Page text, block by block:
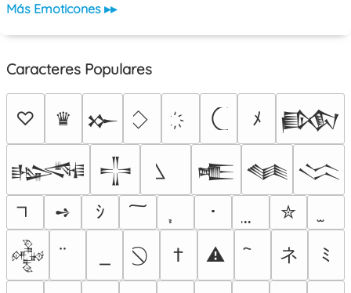
Más Emoticones ▸▸
Caracteres Populares
♡ ♛ 𒁍 ﾒ 𒁃
𒈙 𒋲 𒍫 𒈝 𒈱
➺
ｼ ･
✮
𒅒
† ⚠ ネ ﾐ